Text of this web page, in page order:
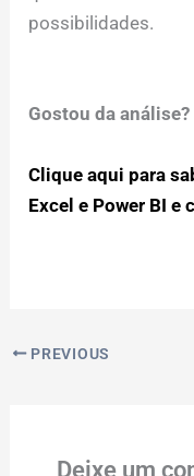
possibilidades.
Gostou da análise?
Clique aqui para
Excel e Power BI e
PREVIOUS
Deixe um